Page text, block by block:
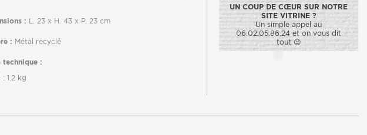
: L. 23 x H. 43 x P. 23 cm
: Métal recyclé
technique :
: 1.2 kg
UN COUP DE CŒUR SUR NOTRE
SITE VITRINE ?
Un simple appel au
06.02.05.86.24 et on vous dit
tout 😉